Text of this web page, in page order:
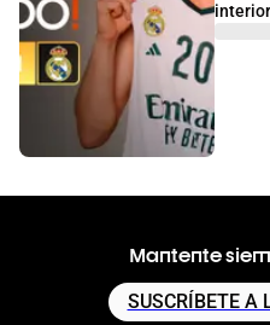
Mantente
SUSCRÍBETE A